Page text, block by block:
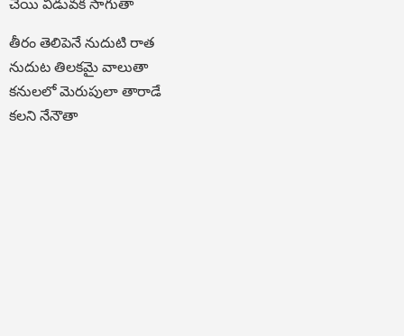
చేయి విడువక సాగుతా
తీరం తెలిపెనే నుదుటి రాత
నుదుట తిలకమై వాలుతా
కనులలో మెరుపులా తారాడే
కలని నేనౌతా